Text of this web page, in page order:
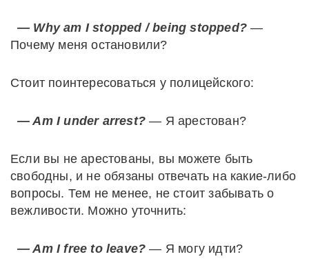
— Why am I stopped / being stopped? —
Почему меня остановили?
Стоит поинтересоваться у полицейского:
— Am I under arrest? — Я арестован?
Если вы не арестованы, вы можете быть
свободны, и не обязаны отвечать на какие-либо
вопросы. Тем не менее, не стоит забывать о
вежливости. Можно уточнить:
— Am I free to leave? — Я могу идти?